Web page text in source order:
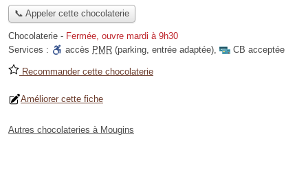
📞 Appeler cette chocolaterie
Chocolaterie - Fermée, ouvre mardi à 9h30
Services :
accès PMR (parking, entrée adaptée), CB acceptée
Recommander cette chocolaterie
Améliorer cette fiche
Autres chocolateries à Mougins